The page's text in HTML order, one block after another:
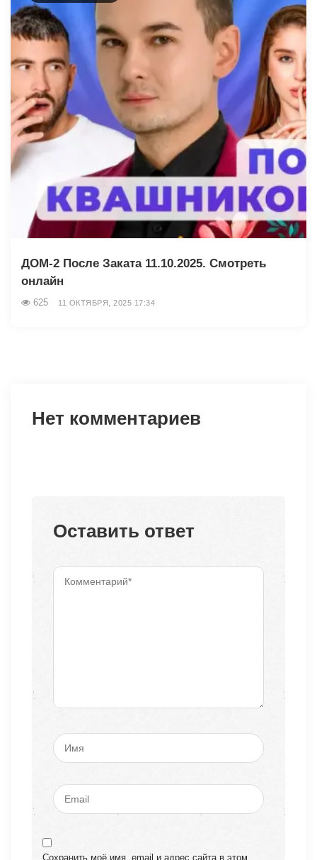
ДОМ-2 После Заката 11.10.2025. Смотреть
онлайн
625 11 ОКТЯБРЯ, 2025 17:34
Нет комментариев
Оставить ответ
Сохранить моё имя, email и адрес сайта в этом